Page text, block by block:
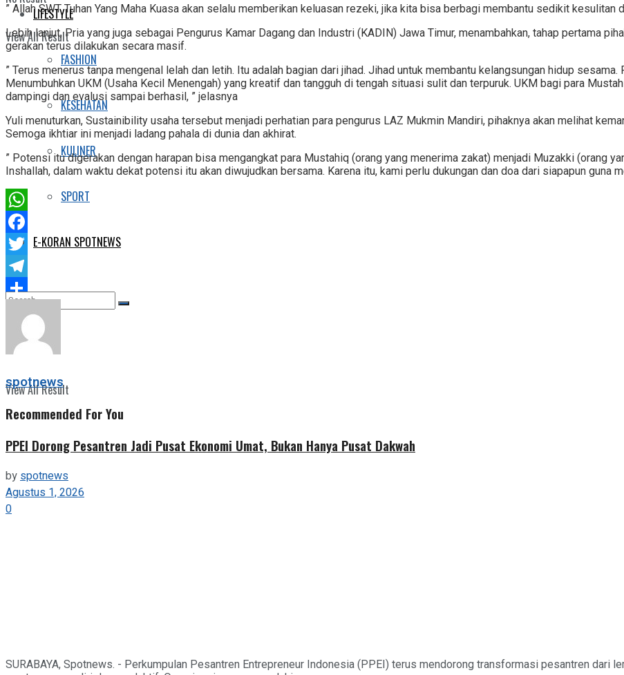
View All Result
LIFESTYLE
FASHION
KESEHATAN
KULINER
SPORT
E-KORAN SPOTNEWS
No Result
View All Result
” Allah SWT Tuhan Yang Maha Kuasa akan selalu memberikan keluasan rezeki, jika kita bisa berbagi membantu sedikit kesulitan
Lebih lanjut, Pria yang juga sebagai Pengurus Kamar Dagang dan Industri (KADIN) Jawa Timur, menambahkan, tahap pertama
gerakan terus dilakukan secara masif.
” Terus menerus tanpa mengenal lelah dan letih. Itu adalah bagian dari jihad. Jihad untuk membantu kelangsungan hidup
Menumbuhkan UKM (Usaha Kecil Menengah) yang kreatif dan tangguh di tengah situasi sulit dan terpuruk. UKM bagi para
dampingi dan evalusi sampai berhasil, ” jelasnya
Yuli menuturkan, Sustainibility usaha tersebut menjadi perhatian para pengurus LAZ Mukmin Mandiri, pihaknya akan melihat
Semoga ikhtiar ini menjadi ladang pahala di dunia dan akhirat.
” Potensi itu digerakan dengan harapan bisa mengangkat para Mustahiq (orang yang menerima zakat) menjadi Muzakki (orang
Inshallah, dalam waktu dekat potensi itu akan diwujudkan bersama. Karena itu, kami perlu dukungan dan doa dari siapapun guna
WhatsApp
Facebook
Twitter
Telegram
Share
spotnews
Recommended For You
PPEI Dorong Pesantren Jadi Pusat Ekonomi Umat, Bukan Hanya Pusat Dakwah
by spotnews
Agustus 1, 2026
0
SURABAYA, Spotnews. - Perkumpulan Pesantren Entrepreneur Indonesia (PPEI) terus mendorong transformasi pesantren dari